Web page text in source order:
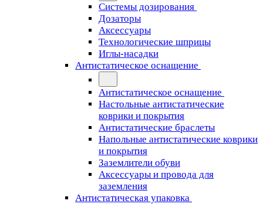
Системы дозирования
Дозаторы
Аксессуары
Технологические шприцы
Иглы-насадки
Антистатическое оснащение
Антистатическое оснащение
Настольные антистатические
коврики и покрытия
Антистатические браслеты
Напольные антистатические коврики
и покрытия
Заземлители обуви
Аксессуары и провода для
заземления
Антистатическая упаковка